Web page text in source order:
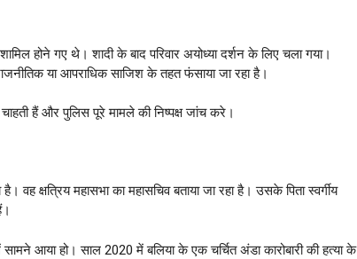
होने गए थे। शादी के बाद परिवार अयोध्या दर्शन के लिए चला गया।
या आपराधिक साजिश के तहत फंसाया जा रहा है।
हैं और पुलिस पूरे मामले की निष्पक्ष जांच करे।
वह क्षत्रिय महासभा का महासचिव बताया जा रहा है। उसके पिता स्वर्गीय
आया हो। साल 2020 में बलिया के एक चर्चित अंडा कारोबारी की हत्या के